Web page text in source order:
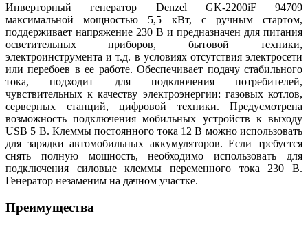
Инверторный генератор Denzel GK-2200iF 94709
максимальной мощностью 5,5 кВт, с ручным стартом,
поддерживает напряжение 230 В и предназначен для питания
осветительных приборов, бытовой техники,
электроинструмента и т.д. в условиях отсутствия электросети
или перебоев в ее работе. Обеспечивает подачу стабильного
тока, подходит для подключения потребителей,
чувствительных к качеству электроэнергии: газовых котлов,
серверных станций, цифровой техники. Предусмотрена
возможность подключения мобильных устройств к выходу
USB 5 В. Клеммы постоянного тока 12 В можно использовать
для зарядки автомобильных аккумуляторов. Если требуется
снять полную мощность, необходимо использовать для
подключения силовые клеммы переменного тока 230 В.
Генератор незаменим на дачном участке.
Преимущества